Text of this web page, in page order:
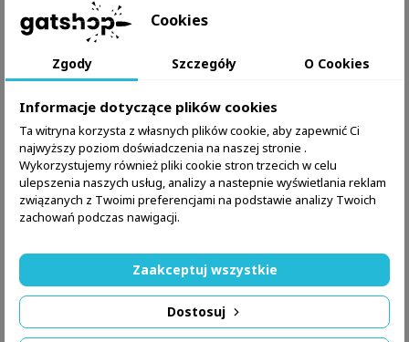
Zapytaj o produkt przez WhatsApp
OPIS SZCZEGÓŁY PRODUKTU
Zestaw komponentów do komory spustowej (lower) karabinków typu
W skład zestawu wchodzi:
sprężynę zwalniacza zamka - 1 szt
sprężynę blokady bufora - 1 szt.
Cookies
Zgody Szczegóły O Cookies
Informacje dotyczące plików cookies
Ta witryna korzysta z własnych plików cookie, aby zapewnić Ci
najwyższy poziom doświadczenia na naszej stronie .
Wykorzystujemy również pliki cookie stron trzecich w celu
ulepszenia naszych usług, analizy a nastepnie wyświetlania reklam
związanych z Twoimi preferencjami na podstawie analizy Twoich
zachowań podczas nawigacji.
Dostosuj
Zaakceptuj wszystkie